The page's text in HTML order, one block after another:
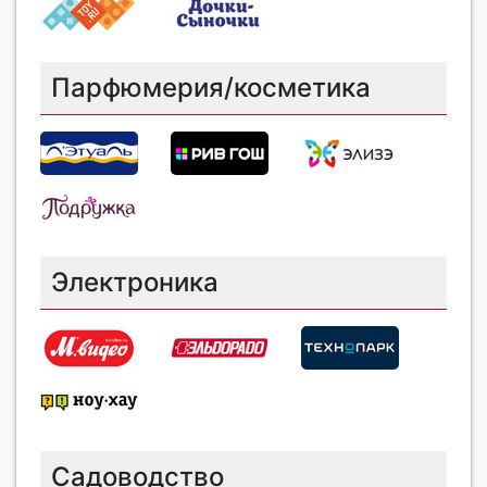
Парфюмерия/косметика
Электроника
Садоводство